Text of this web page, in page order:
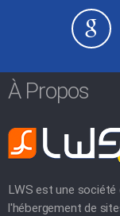
À Propos
LWS est une
l'hébergement de